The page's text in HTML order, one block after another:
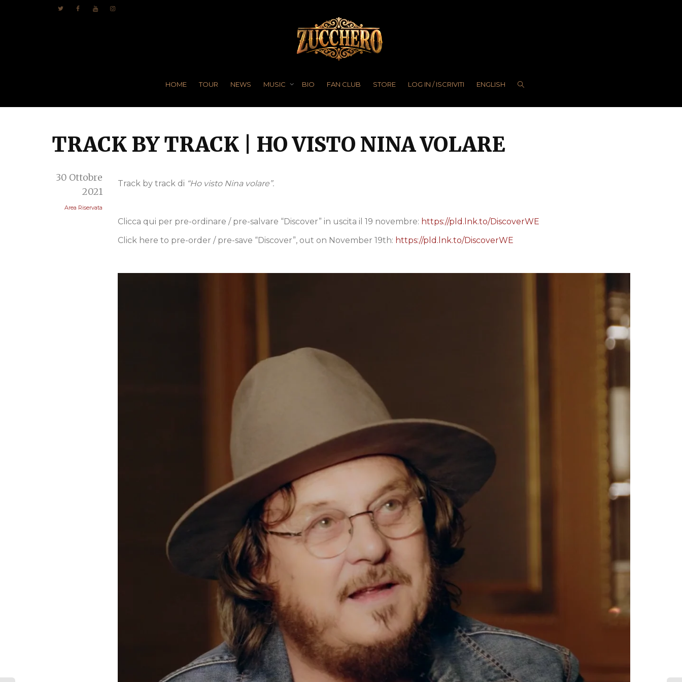
HOME TOUR NEWS MUSIC BIO FAN CLUB STORE LOG IN / ISCRIVITI ENGLISH
TRACK BY TRACK | HO VISTO NINA VOLARE
30 Ottobre
2021
Area Riservata
Track by track di “Ho visto Nina volare”.
Clicca qui per pre-ordinare / pre-salvare “Discover” in uscita il 19 novembre: https://pld.lnk.to/DiscoverWE
Click here to pre-order / pre-save “Discover”, out on November 19th: https://pld.lnk.to/DiscoverWE